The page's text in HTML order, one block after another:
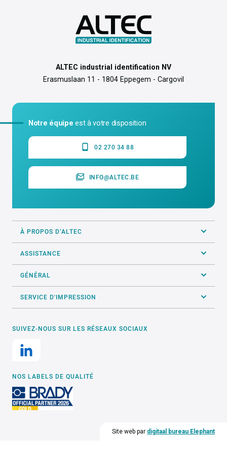
ALTEC industrial identification NV
Erasmuslaan 11 - 1804 Eppegem - Cargovil
Notre équipe est à votre disposition
02 270 34 88
INFO@ALTEC.BE
À PROPOS D’ALTEC
ASSISTANCE
GÉNÉRAL
SERVICE D'IMPRESSION
SUIVEZ-NOUS SUR LES RÉSEAUX SOCIAUX
NOS LABELS DE QUALITÉ
Site web par digitaal bureau Elephant